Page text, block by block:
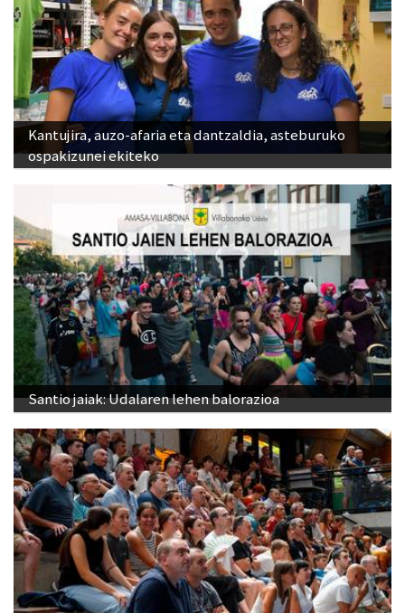
Kantujira, auzo-afaria eta dantzaldia, asteburuko
ospakizunei ekiteko
Santio jaiak: Udalaren lehen balorazioa